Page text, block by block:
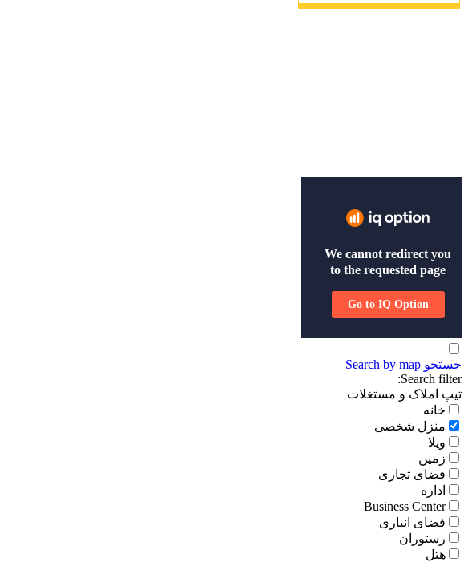
جستجو Search by map
Search filter:
تیپ املاک و مستغلات
خانه
منزل شخصی
ویلا
زمین
فضای تجاری
اداره
Business Center
فضای انباری
رستوران
هتل